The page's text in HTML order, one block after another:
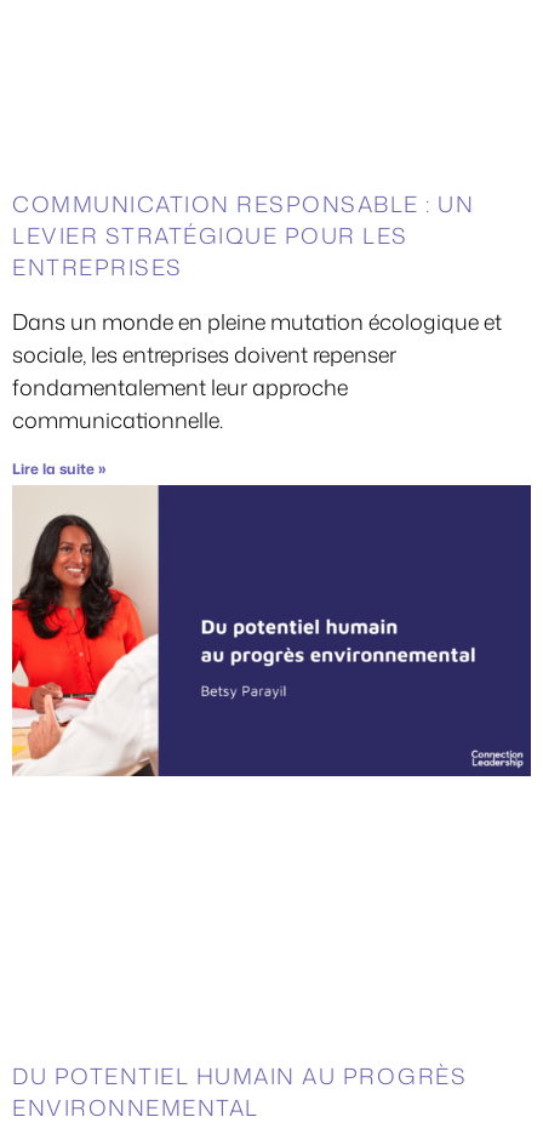
COMMUNICATION RESPONSABLE : UN
LEVIER STRATÉGIQUE POUR LES
ENTREPRISES
Dans un monde en pleine mutation écologique et
sociale, les entreprises doivent repenser
fondamentalement leur approche
communicationnelle.
Lire la suite »
DU POTENTIEL HUMAIN AU PROGRÈS
ENVIRONNEMENTAL